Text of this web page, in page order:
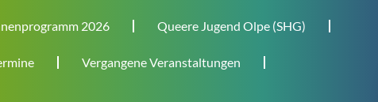
2026 Queere Jugend Olpe (SHG)
Vergangene Veranstaltungen